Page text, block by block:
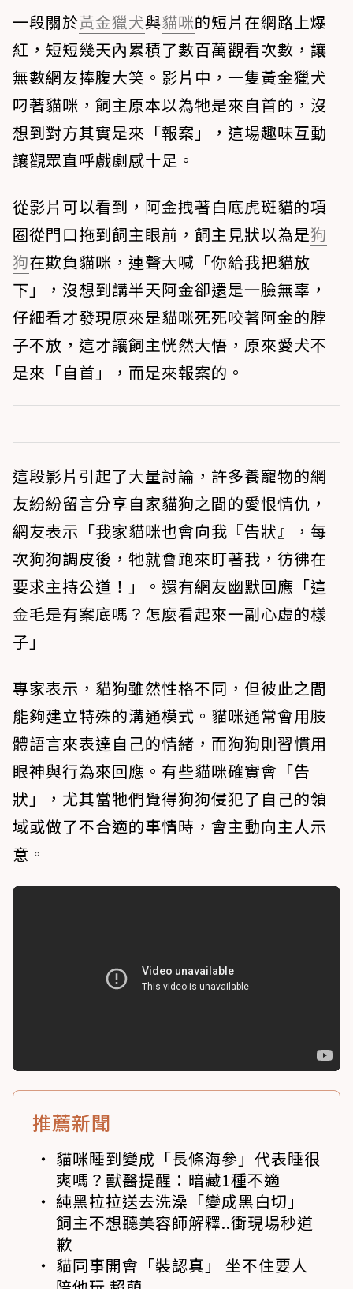
一段關於黃金獵犬與貓咪的短片在網路上爆
紅，短短幾天內累積了數百萬觀看次數，讓
無數網友捧腹大笑。影片中，一隻黃金獵犬
叼著貓咪，飼主原本以為牠是來自首的，沒
想到對方其實是來「報案」，這場趣味互動
讓觀眾直呼戲劇感十足。
從影片可以看到，阿金拽著白底虎斑貓的項
圈從門口拖到飼主眼前，飼主見狀以為是狗
狗在欺負貓咪，連聲大喊「你給我把貓放
下」，沒想到講半天阿金卻還是一臉無辜，
仔細看才發現原來是貓咪死死咬著阿金的脖
子不放，這才讓飼主恍然大悟，原來愛犬不
是來「自首」，而是來報案的。
這段影片引起了大量討論，許多養寵物的網
友紛紛留言分享自家貓狗之間的愛恨情仇，
網友表示「我家貓咪也會向我『告狀』，每
次狗狗調皮後，牠就會跑來盯著我，彷彿在
要求主持公道！」。還有網友幽默回應「這
金毛是有案底嗎？怎麼看起來一副心虛的樣
子」
專家表示，貓狗雖然性格不同，但彼此之間
能夠建立特殊的溝通模式。貓咪通常會用肢
體語言來表達自己的情緒，而狗狗則習慣用
眼神與行為來回應。有些貓咪確實會「告
狀」，尤其當牠們覺得狗狗侵犯了自己的領
域或做了不合適的事情時，會主動向主人示
意。
推薦新聞
貓咪睡到變成「長條海參」代表睡很
爽嗎？獸醫提醒：暗藏1種不適
純黑拉拉送去洗澡「變成黑白切」
飼主不想聽美容師解釋..衝現場秒道
歉
貓同事開會「裝認真」 坐不住要人